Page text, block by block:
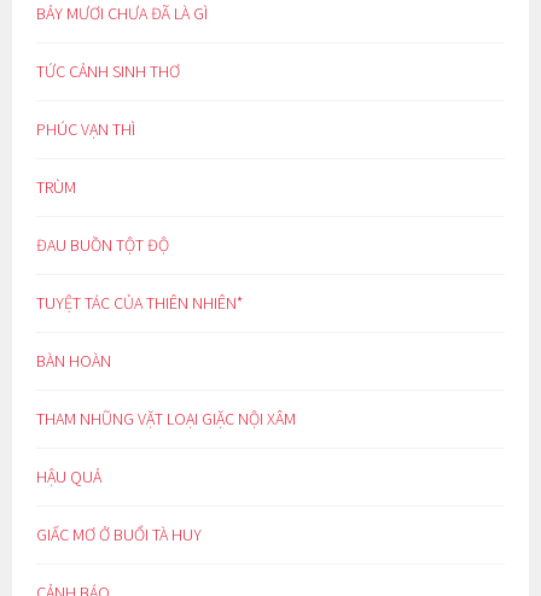
BẢY MƯƠI CHƯA ĐÃ LÀ GÌ
TỨC CẢNH SINH THƠ
PHÚC VẠN THÌ
TRÙM
ĐAU BUỒN TỘT ĐỘ
TUYỆT TÁC CỦA THIÊN NHIÊN*
BÀN HOÀN
THAM NHŨNG VẶT LOẠI GIẶC NỘI XÂM
HẬU QUẢ
GIẤC MƠ Ở BUỔI TÀ HUY